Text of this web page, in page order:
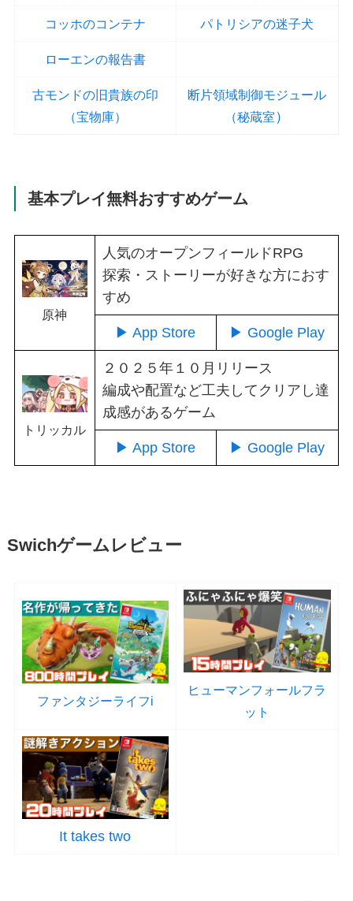
コッホのコンテナ パトリシアの迷子犬
ローエンの報告書
古モンドの旧貴族の印
（宝物庫）
断片領域制御モジュール
（秘蔵室 ）
基本プレイ無料おすすめゲーム
原神
人気のオープンフィールドRPG
探索・ストーリーが好きな方におす
すめ
▶ App Store ▶ Google Play
トリッカル
２０２５年１０月リリース
編成や配置など工夫してクリアし達
成感があるゲーム
▶ App Store ▶ Google Play
Swichゲームレビュー
ファンタジーライフi
ヒューマンフォールフラ
ット
It takes two